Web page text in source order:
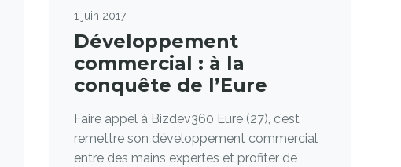
1 juin 2017
Développement
commercial : à la
conquête de l’Eure
Faire appel à Bizdev360 Eure (27), c’est
remettre son développement commercial
entre des mains expertes et profiter de